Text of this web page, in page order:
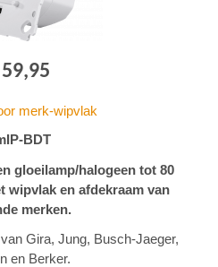
merk-wipvlak
BDT
gloeilamp/halogeen tot 80
wipvlak en afdekraam van
merken.
Gira, Jung, Busch-Jaeger,
en Berker.